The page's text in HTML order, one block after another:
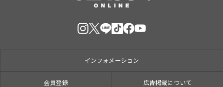
インフォメーション
会員登録 広告掲載について